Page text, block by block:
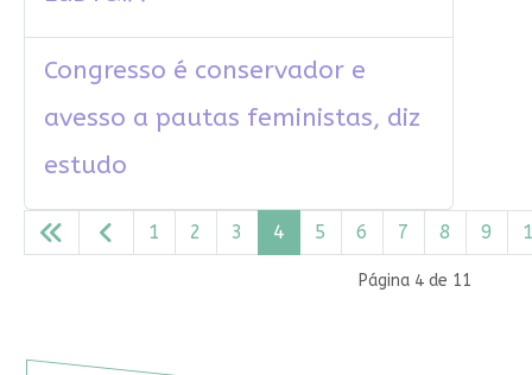
Congresso é conservador e
avesso a pautas feministas, diz
estudo
Página 4 de 11
1 2 3 4 5 6 7 8 9